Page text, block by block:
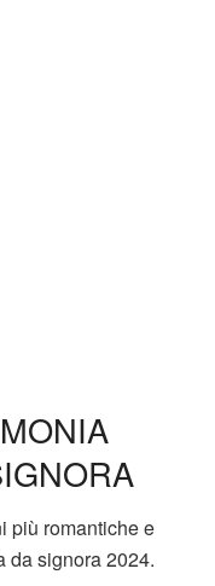
più romantiche e
da signora 2024.